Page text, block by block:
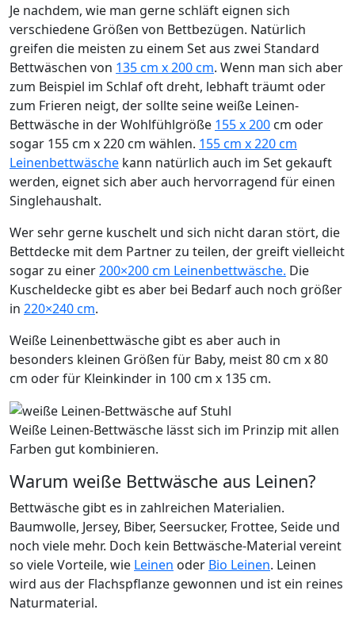
Je nachdem, wie man gerne schläft eignen sich
verschiedene Größen von Bettbezügen. Natürlich
greifen die meisten zu einem Set aus zwei Standard
Bettwäschen von 135 cm x 200 cm. Wenn man sich aber
zum Beispiel im Schlaf oft dreht, lebhaft träumt oder
zum Frieren neigt, der sollte seine weiße Leinen-
Bettwäsche in der Wohlfühlgröße 155 x 200 cm oder
sogar 155 cm x 220 cm wählen. 155 cm x 220 cm
Leinenbettwäsche kann natürlich auch im Set gekauft
werden, eignet sich aber auch hervorragend für einen
Singlehaushalt.
Wer sehr gerne kuschelt und sich nicht daran stört, die
Bettdecke mit dem Partner zu teilen, der greift vielleicht
sogar zu einer200×200 cm Leinenbettwäsche. Die
Kuscheldecke gibt es aber bei Bedarf auch noch größer
in 220×240 cm.
Weiße Leinenbettwäsche gibt es aber auch in
besonders kleinen Größen für Baby, meist 80 cm x 80
cm oder für Kleinkinder in 100 cm x 135 cm.
Weiße Leinen-Bettwäsche lässt sich im Prinzip mit allen
Farben gut kombinieren.
Warum weiße Bettwäsche aus Leinen?
Bettwäsche gibt es in zahlreichen Materialien.
Baumwolle, Jersey, Biber, Seersucker, Frottee, Seide und
noch viele mehr. Doch kein Bettwäsche-Material vereint
so viele Vorteile, wie Leinen oder Bio Leinen. Leinen
wird aus der Flachspflanze gewonnen und ist ein reines
Naturmaterial.